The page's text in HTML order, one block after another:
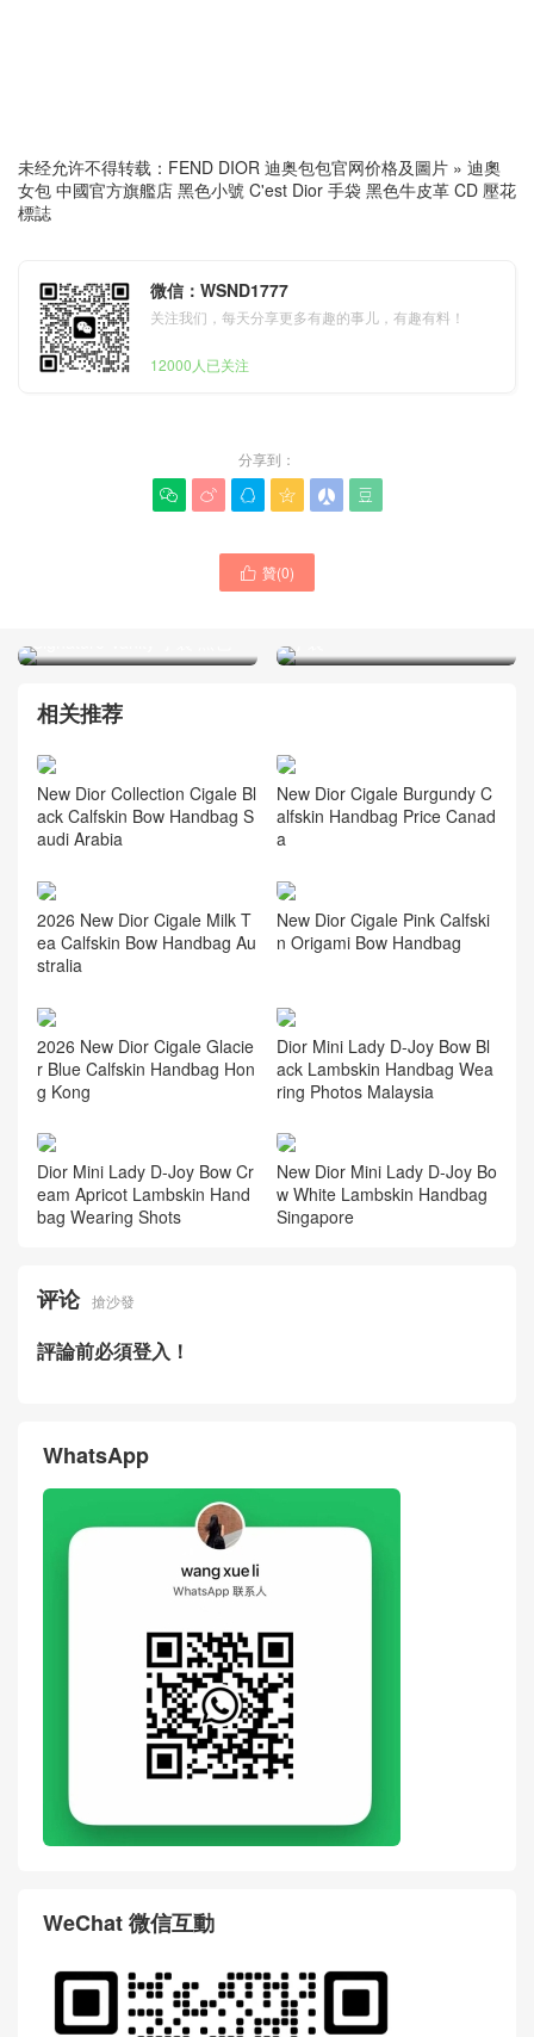
未经允许不得转载： FEND DIOR 迪奥包包官网价格及圖片 » 迪奧
女包 中國官方旗艦店 黑色小號 C'est Dior 手袋 黑色牛皮革 CD 壓花
標誌
微信：WSND1777
关注我们，每天分享更多有趣的事儿，有趣有料！
12000人已关注
分享到：
     
 贊(0)
Signature Vanity 手袋 黑色
迪奧女包 中國官方網站價格
手袋
相关推荐
New Dior Collection Cigale Bl
ack Calfskin Bow Handbag S
audi Arabia
New Dior Cigale Burgundy C
alfskin Handbag Price Canad
a
2026 New Dior Cigale Milk T
ea Calfskin Bow Handbag Au
stralia
New Dior Cigale Pink Calfski
n Origami Bow Handbag
2026 New Dior Cigale Glacie
r Blue Calfskin Handbag Hon
g Kong
Dior Mini Lady D-Joy Bow Bl
ack Lambskin Handbag Wea
ring Photos Malaysia
Dior Mini Lady D-Joy Bow Cr
eam Apricot Lambskin Hand
bag Wearing Shots
New Dior Mini Lady D-Joy Bo
w White Lambskin Handbag
Singapore
评论 搶沙發
評論前必須登入！
WhatsApp
WeChat 微信互動